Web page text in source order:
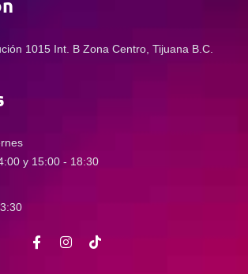
1015 Int. B Zona Centro, Tijuana B.C.
y 15:00 - 18:30